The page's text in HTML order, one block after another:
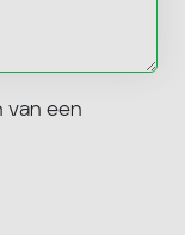
van een